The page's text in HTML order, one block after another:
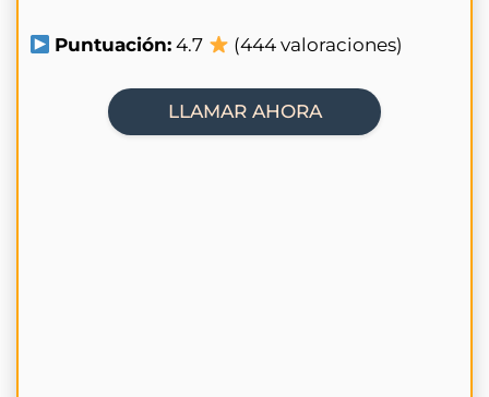
Puntuación: 4.7 (444 valoraciones)
LLAMAR AHORA